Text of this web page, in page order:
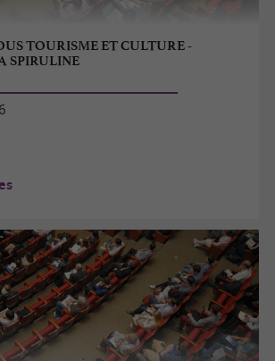
TOURISME ET CULTURE -
SPIRULINE